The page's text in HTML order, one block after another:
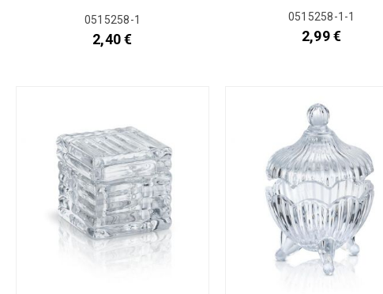
0515258-1
2,40€
0515258-1-1
2,99€